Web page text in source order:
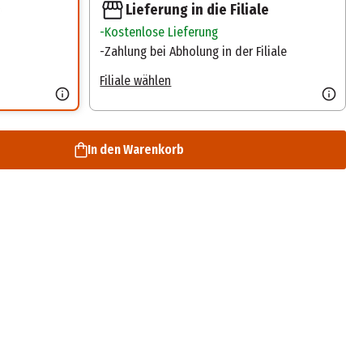
Lieferung in die Filiale
Kostenlose Lieferung
Zahlung bei Abholung in der Filiale
Filiale wählen
In den Warenkorb